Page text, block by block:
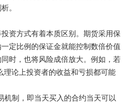
。
资方式有着本质区别。期货采用保
定比例的保证金就能控制数倍价值
时，也将风险成倍放大。例如，若
理论上投资者的收益和亏损都可能
机制，即当天买入的合约当天可以